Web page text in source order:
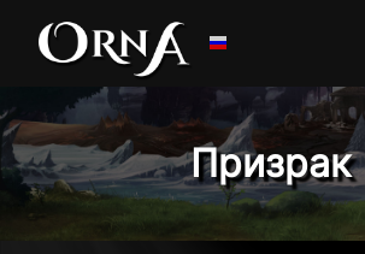
Призрак